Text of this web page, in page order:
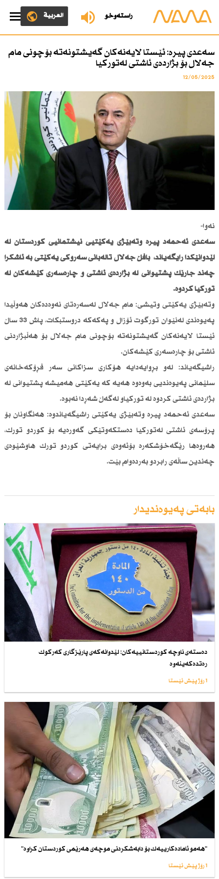
ڕاستەوخۆ العربية
سەعدی پیرە: ئێستا لایەنەكان گەیشتونەتە بۆچونی مام
جەلال بۆ بژاردەی ئاشتی لەتوركیا
12/05/2025
نەوا-
سەعدی ئەحمەد پیرە وتەبێژی یەكێتیی نیشتمانیی كوردستان لە
لێدوانێكدا رایگەیاند، بافڵ جەلال تاڵەبانی سەرۆكی یەكێتی بە ئاشكرا
چەند جارێك پشتیوانی لە بژاردەی ئاشتی و چارەسەری كێشەكان لە
توركیا كردوە.
وتەبێژی یەكێتی وتیشی: مام جەلال لەسەرەتای نەوەدەكان هەوڵیدا
پەیوەندی لەنێوان تورگوت ئۆزال و پەكەكە دروستبكات، پاش 33 ساڵ
ئێستا لایەنەكان گەیشتونەتە بۆچونی مام جەلال بۆ هەڵبژاردنی
ئاشتی بۆ چارەسەری كێشەكان.
راشیگەیاند: لەو بڕوایەدایە هۆكاری سزاكانی سەر فڕۆكەخانەی
سلێمانی پەیوەندیی بەوەوە هەیە كە یەكێتی هەمیشە پشتیوانی لە
بژاردەی ئاشتی كردوە لە توركیاو لەگەڵ شەڕدا نەبوە.
سەعدی ئەحمەد پیرە وتەبێژی یەكێتی راشیگەیاندوە: هەنگاونان بۆ
پرۆسەی ئاشتی لەتوركیا دەستكەوتێكی گەورەیە بۆ كوردو تورك،
هەروەها رێگەخۆشكەرە بۆئەوەی برایەتی كوردو تورك هاوشێوەی
چەندین ساڵەی رابردو بەردەوام بێت.
بابەتی پەیوەندیدار
دەستەی ناوچە كوردستانییەكان: لێدوانەكەی پارێزگاری كەركوك
رەتدەكەینەوە
1 رۆژ پێش ئێستا
"هەمو ئامادەكارییەك بۆ دابەشكردنی موچەی هەرێمی كوردستان كراوە"
1 رۆژ پێش ئێستا